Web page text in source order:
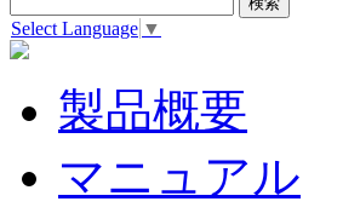
Select Language ▼
製品概要
マニュアル